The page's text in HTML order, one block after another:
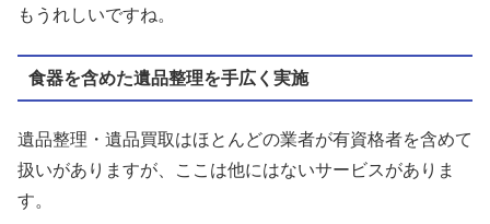
もうれしいですね。
食器を含めた遺品整理を手広く実施
遺品整理・遺品買取はほとんどの業者が有資格者を含めて
扱いがありますが、ここは他にはないサービスがありま
す。